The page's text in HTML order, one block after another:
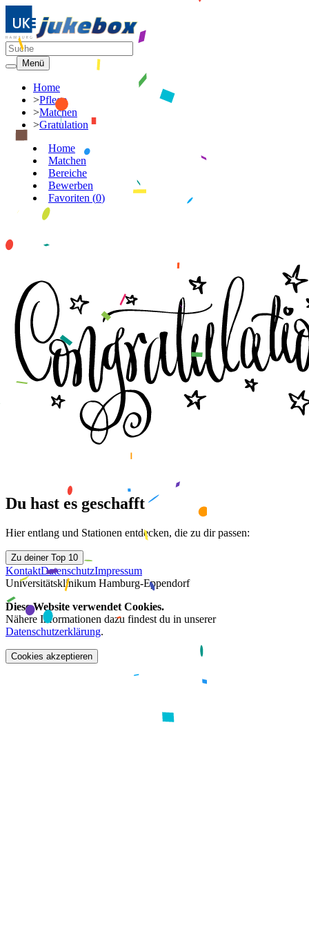
Menü
Home
>Pflege
>Matchen
>Gratulation
Home
Matchen
Bereiche
Bewerben
Favoriten (0)
Du hast es geschafft
Hier entlang und Stationen entdecken, die zu dir passen:
Zu deiner Top 10
KontaktDatenschutzImpressum
Universitätsklinikum Hamburg-Eppendorf
Diese Website verwendet Cookies.
Nähere Informationen dazu findest du in unserer
Datenschutzerklärung.
Cookies akzeptieren